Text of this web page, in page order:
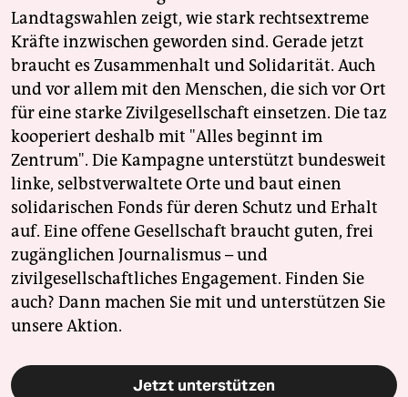
Landtagswahlen zeigt, wie stark rechtsextreme
Kräfte inzwischen geworden sind. Gerade jetzt
braucht es Zusammenhalt und Solidarität. Auch
und vor allem mit den Menschen, die sich vor Ort
für eine starke Zivilgesellschaft einsetzen. Die taz
kooperiert deshalb mit "Alles beginnt im
Zentrum". Die Kampagne unterstützt bundesweit
linke, selbstverwaltete Orte und baut einen
solidarischen Fonds für deren Schutz und Erhalt
auf. Eine offene Gesellschaft braucht guten, frei
zugänglichen Journalismus – und
zivilgesellschaftliches Engagement. Finden Sie
auch? Dann machen Sie mit und unterstützen Sie
unsere Aktion.
Jetzt unterstützen